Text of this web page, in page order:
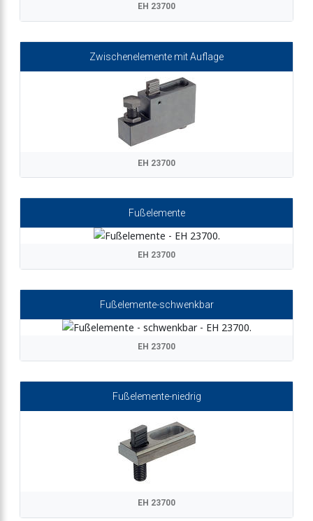
EH 23700
Zwischenelemente mit Auflage
EH 23700
Fußelemente
EH 23700
Fußelemente-schwenkbar
EH 23700
Fußelemente-niedrig
EH 23700